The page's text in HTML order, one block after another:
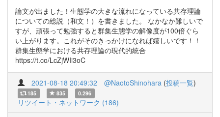
論文が出ました！生態学の大きな流れになっている共存理論
についての総説（和文！）を書きました。 なかなか難しいで
すが、頑張って勉強すると群集生態学の解像度が100倍ぐら
い上がります。これがそのきっかけになれば嬉しいです！！
群集生態学における共存理論の現代的統合
https://t.co/LcZjWIi3oC
2021-08-18 20:49:32 @NaotoShinohara (投稿一覧)
185 835 0.296
リツイート・ネットワーク (186)